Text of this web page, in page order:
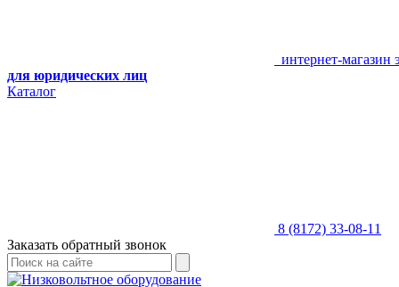
интернет-магазин
для юридических лиц
Каталог
8 (8172) 33-08-11
Заказать обратный звонок